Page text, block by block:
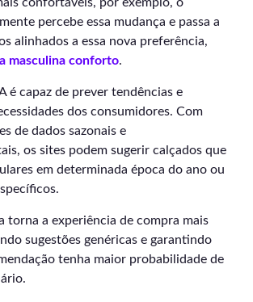
percebe essa mudança e passa a
alinhados a essa nova preferência,
masculina conforto.
é capaz de prever tendências e
dos consumidores. Com
de dados sazonais e
os sites podem sugerir calçados que
em determinada época do ano ou
torna a experiência de compra mais
sugestões genéricas e garantindo
tenha maior probabilidade de